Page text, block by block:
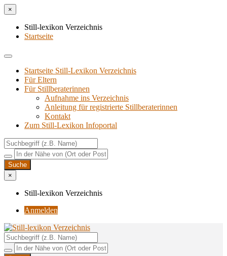
×
Still-lexikon Verzeichnis
Startseite
Startseite Still-Lexikon Verzeichnis
Für Eltern
Für Stillberaterinnen
Aufnahme ins Verzeichnis
Anlei­tung für regis­trier­te Stillberaterinnen
Kon­takt
Zum Still-Lexikon Infoportal
×
Still-lexikon Verzeichnis
Anmelden
Still-lexikon Verzeichnis
Unterstützungsangebote rund ums Stillen